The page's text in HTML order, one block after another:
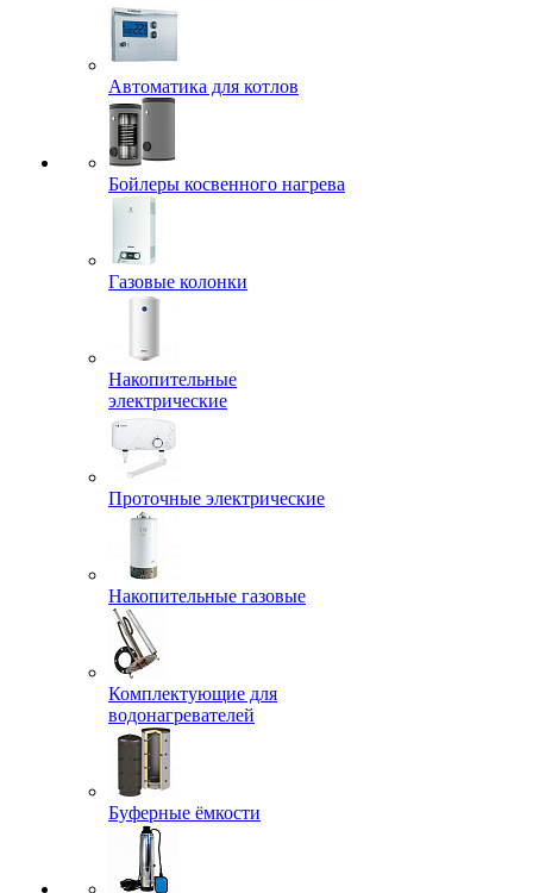
Автоматика для котлов
Бойлеры косвенного нагрева
Газовые колонки
Накопительные
электрические
Проточные электрические
Накопительные газовые
Комплектующие для
водонагревателей
Буферные ёмкости